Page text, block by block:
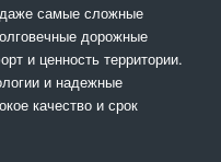
самые сложные
дорожные
и ценность территории.
и надежные
качество и срок